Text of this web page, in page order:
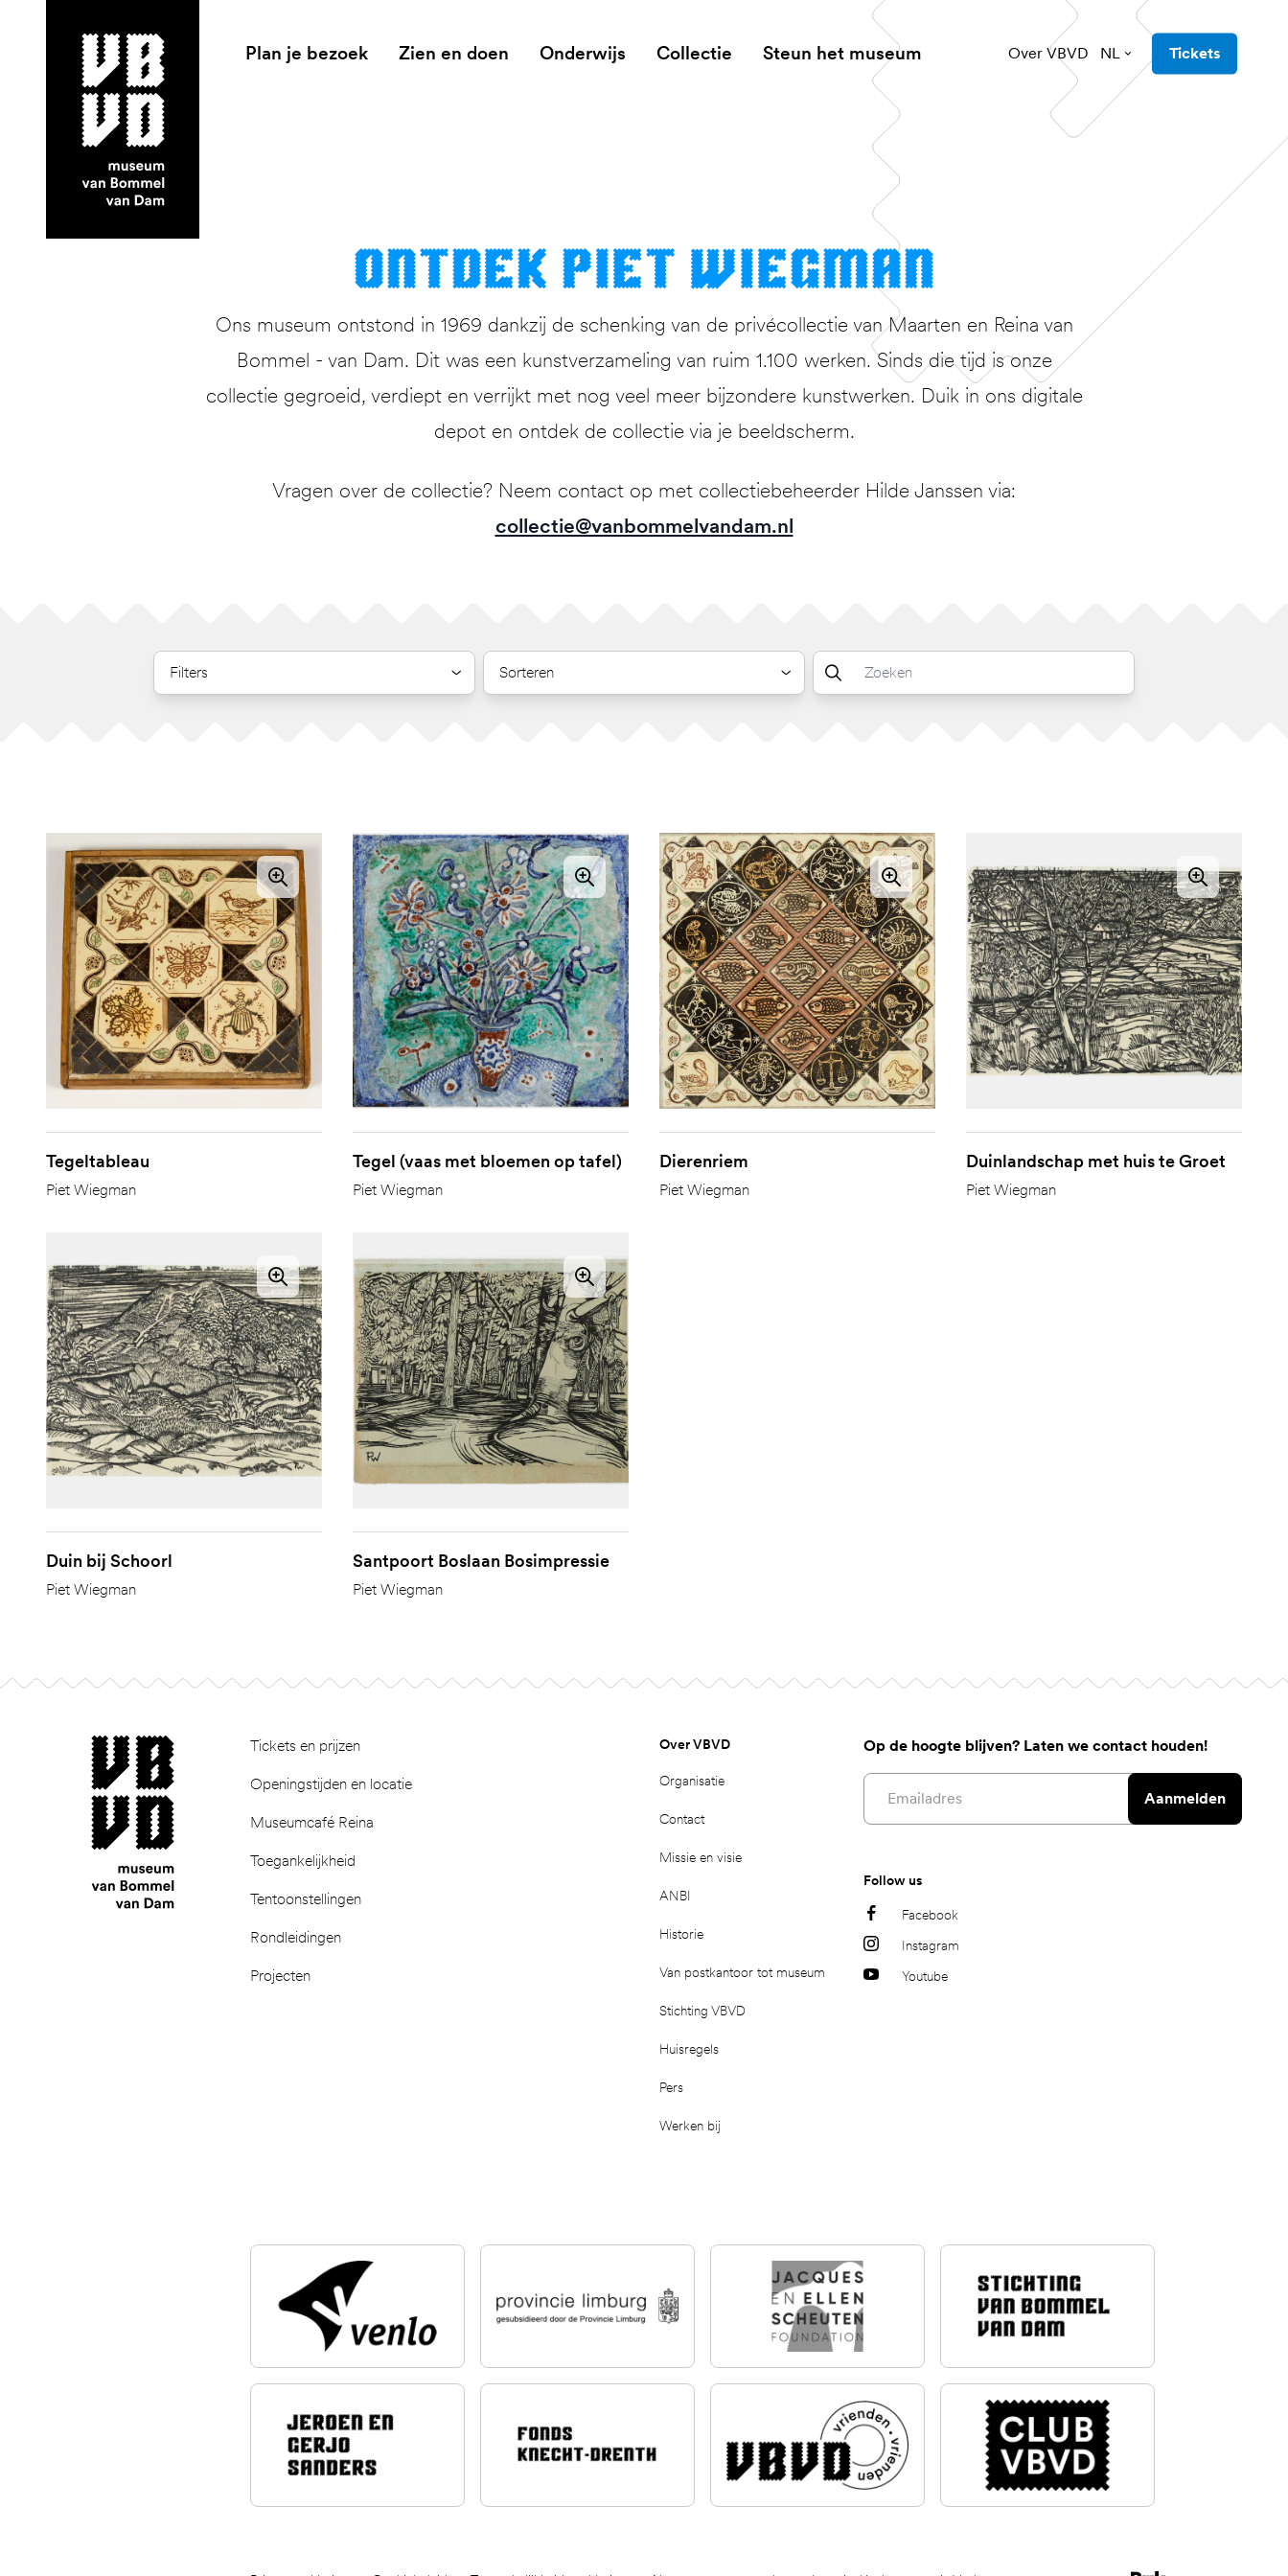
museum van Bommel van Dam
Plan je bezoek Zien en doen Onderwijs Collectie Steun het museum Over VBVD NL Tickets
Ont­dek Piet Wiegman
Ons museum ontstond in 1969 dankzij de schenking van de privécollectie van Maarten en Reina van
Bommel - van Dam. Dit was een kunstverzameling van ruim 1.100 werken. Sinds die tijd is onze
collectie gegroeid, verdiept en verrijkt met nog veel meer bijzondere kunstwerken. Duik in ons digitale
depot en ontdek de collectie via je beeldscherm.
Vragen over de collectie? Neem contact op met collectiebeheerder Hilde Janssen via:
collectie@vanbommelvandam.nl
Filters Sorteren
Tegeltableau
Piet Wiegman
Tegel (vaas met bloemen op tafel)
Piet Wiegman
Dierenriem
Piet Wiegman
Duinlandschap met huis te Groet
Piet Wiegman
Duin bij Schoorl
Piet Wiegman
Santpoort Boslaan Bosimpressie
Piet Wiegman
Tickets en prijzen
Openingstijden en locatie
Museumcafé Reina
Toegankelijkheid
Tentoonstellingen
Rondleidingen
Projecten
museum van Bommel van Dam Over VBVD
Organisatie
Contact
Missie en visie
ANBI
Historie
Van postkantoor tot museum
Stichting VBVD
Huisregels
Pers
Werken bij
Op de hoogte blijven? Laten we contact houden!
Email address
Aanmelden
Follow us
Facebook
Instagram
Youtube